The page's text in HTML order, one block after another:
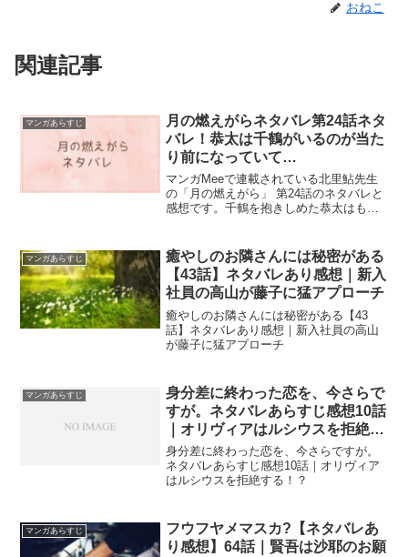
おねこ
関連記事
マンガあらすじ
月の燃えがらネタバレ第24話ネタ
バレ！恭太は千鶴がいるのが当た
り前になっていて…
マンガMeeで連載されている北里鮎先生
の「月の燃えがら」 第24話のネタバレと
感想です。千鶴を抱きしめた恭太はもう
マンガあらすじ
癒やしのお隣さんには秘密がある
【43話】ネタバレあり感想｜新入
社員の高山が藤子に猛アプローチ
癒やしのお隣さんには秘密がある【43
話】ネタバレあり感想｜新入社員の高山
が藤子に猛アプローチ
マンガあらすじ
身分差に終わった恋を、今さらで
すが。ネタバレあらすじ感想10話
｜オリヴィアはルシウスを拒絶す
る！？
身分差に終わった恋を、今さらですが。
ネタバレあらすじ感想10話｜オリヴィア
はルシウスを拒絶する！？
マンガあらすじ
フウフヤメマスカ?【ネタバレあ
り感想】64話｜賢吾は沙耶のお願